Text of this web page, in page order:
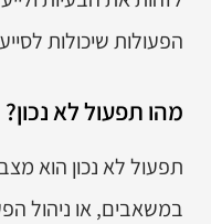
הפעולות שיכולות
מהו תפעול לא נכון?
תפעול לא נכון הוא
במשאבים, או ניהול